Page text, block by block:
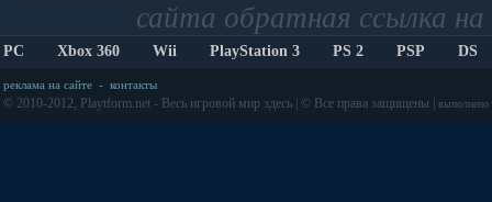
сайта обратная ссылка
PC Xbox 360 Wii PlayStation 3 PS 2 PSP DS
реклама на сайте - контакты
© 2010-2012, Playtform.net - Весь игровой мир здесь | © Все права защищены | выполнено